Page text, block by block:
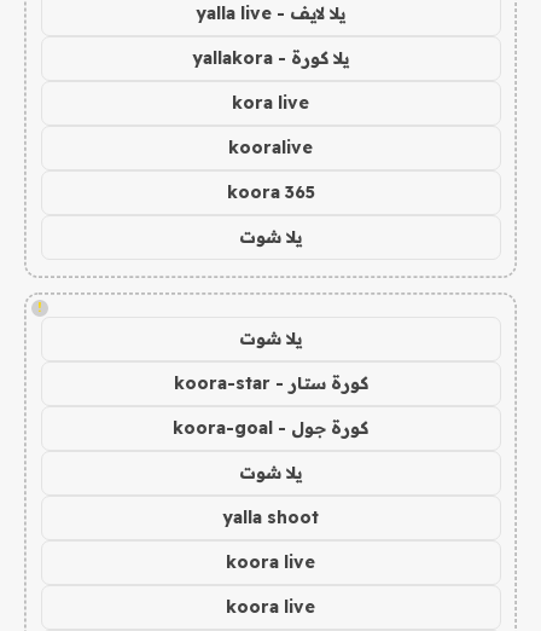
يلا لايف - yalla live
يلا كورة - yallakora
kora live
kooralive
koora 365
يلا شوت
!
يلا شوت
كورة ستار - koora-star
كورة جول - koora-goal
يلا شوت
yalla shoot
koora live
koora live